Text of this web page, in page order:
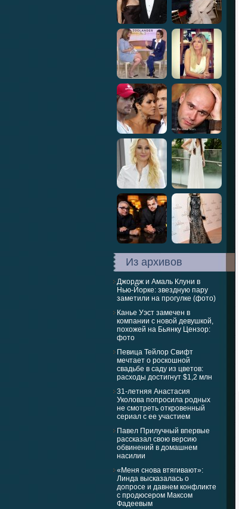
Из архивов
Джордж и Амаль Клуни в
Нью-Йорке: звездную пару
заметили на прогулке (фото)
Канье Уэст замечен в
компании с новой девушкой,
похожей на Бьянку Цензор:
фото
Певица Тейлор Свифт
мечтает о роскошной
свадьбе в саду из цветов:
расходы достигнут $1,2 млн
31-летняя Анастасия
Уколова попросила родных
не смотреть откровенный
сериал с ее участием
Павел Прилучный впервые
рассказал свою версию
обвинений в домашнем
насилии
«Меня снова втягивают»:
Линда высказалась о
допросе и давнем конфликте
с продюсером Максом
Фадеевым